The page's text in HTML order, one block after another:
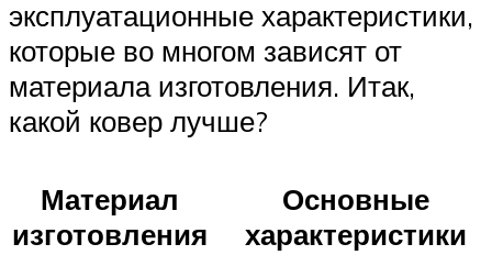
эксплуатационные характеристики,
которые во многом зависят от
материала изготовления. Итак,
какой ковер лучше?
Материал
изготовления
Основные
характеристики